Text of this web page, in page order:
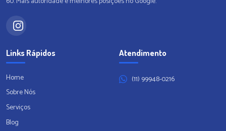
Links Rápidos
Home
Sobre Nós
Serviços
Blog
Atendimento
(11) 99948-0216